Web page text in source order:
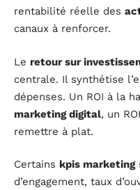
rentabilité réelle des
canaux à renforcer.
Le retour sur
centrale. Il synthétise
dépenses. Un ROI à la
marketing digital, un
remettre à plat.
Certains kpis marketing
d’engagement, taux